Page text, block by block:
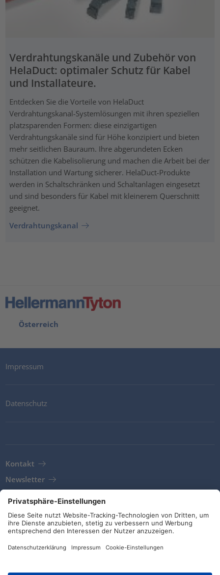
Verdrahtungskanäle und Zubehör von
HelaDuct: optimaler Schutz für Kabel
und Installateure.
Entdecken Sie die Vorteile von HelaDuct
Verdrahtungskanal-Systemlösungen mit ihren speziellen
platzsparenden Formen: diese einzigartigen
Verdrahtungskanäle sind für Höhe konzipiert und bieten
mehr seitlichen Bauraum. Ihre abgerundeten Ecken
schützen die Kabelisolierung und machen die Arbeit bei der
Installation und Wartung sicherer. HelaDuct-Produkte
werden in Schaltschränken und Schaltanlagen eingesetzt
und sind besonders für Kabel mit kleinerem Querschnitt
geeignet.
Verdrahtungskanal
Österreich
Impressum
Datenschutz
Kontakt
Newsletter
AGB
Richtlinien und Bekenntnisse
Soziale Medien